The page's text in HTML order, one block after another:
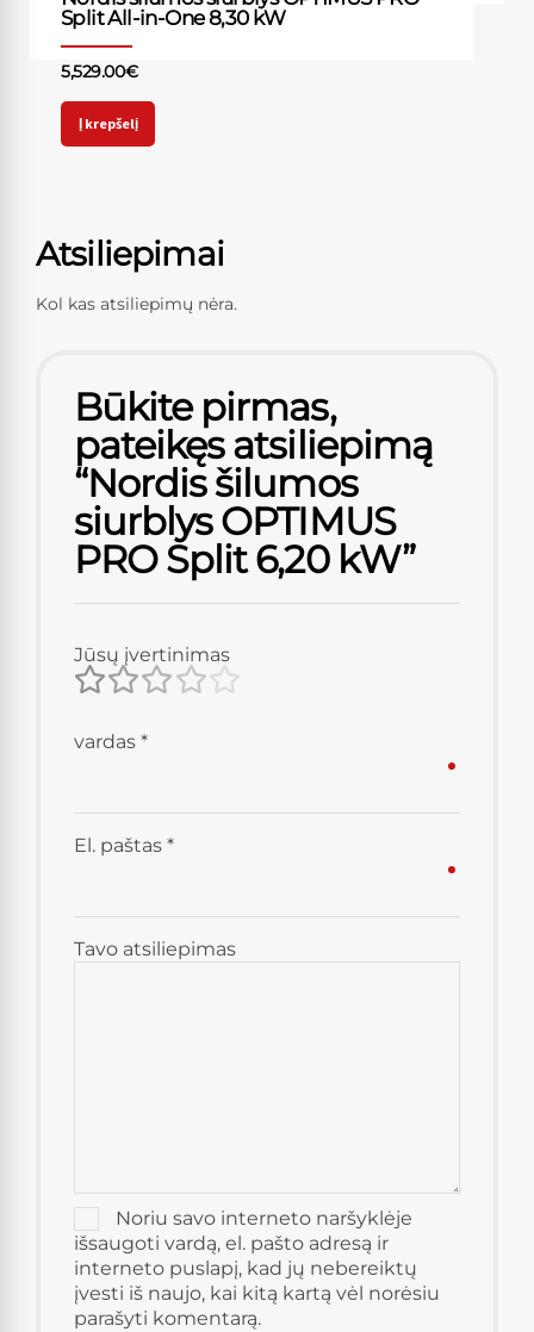
Split All-in-One 8,30 kW
5,529.00€
Į krepšelį
Atsiliepimai
Kol kas atsiliepimų nėra.
Būkite pirmas,
pateikęs atsiliepimą
“Nordis šilumos
siurblys OPTIMUS
PRO Split 6,20 kW”
Jūsų įvertinimas
Tavo atsiliepimas
vardas *
El. paštas *
Noriu savo interneto naršyklėje
išsaugoti vardą, el. pašto adresą ir
interneto puslapį, kad jų nebereiktų
įvesti iš naujo, kai kitą kartą vėl norėsiu
parašyti komentarą.